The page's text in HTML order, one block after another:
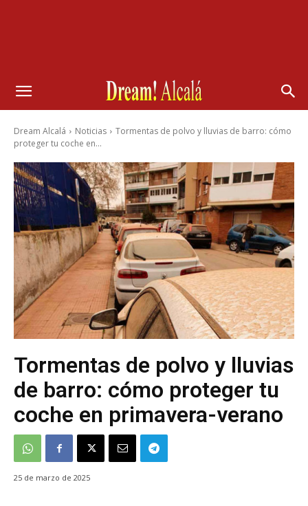
Dream Alcalá Noticias
Tormentas de polvo y lluvias de barro: cómo
proteger tu coche en...
Tormentas de polvo y lluvias
de barro: cómo proteger tu
coche en primavera-verano
25 de marzo de 2025